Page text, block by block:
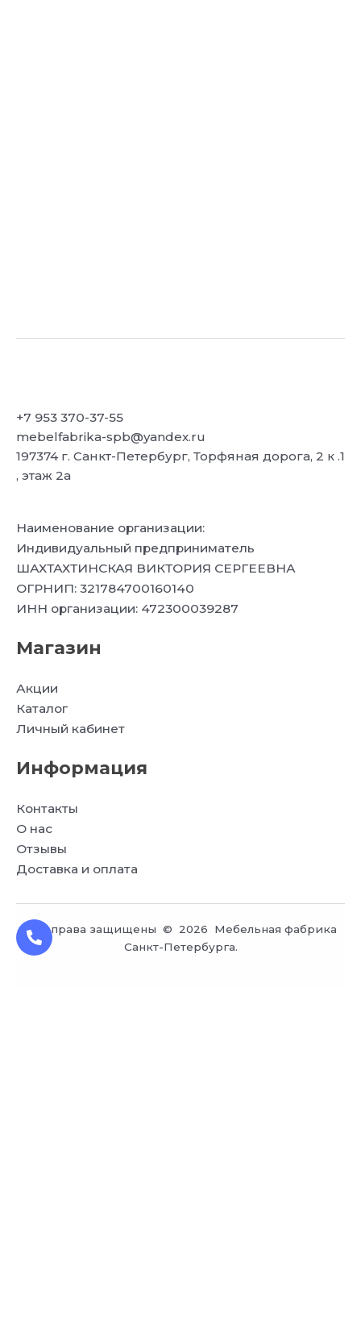
+7 953 370-37-55
mebelfabrika-spb@yandex.ru
197374 г. Санкт-Петербург, Торфяная дорога, 2 к .1
, этаж 2а
Наименование организации:
Индивидуальный предприниматель
ШАХТАХТИНСКАЯ ВИКТОРИЯ СЕРГЕЕВНА
ОГРНИП: 321784700160140
ИНН организации: 472300039287
Магазин
Акции
Каталог
Личный кабинет
Информация
Контакты
О нас
Отзывы
Доставка и оплата
Все права защищены © 2026 Мебельная фабрика
Санкт-Петербурга.